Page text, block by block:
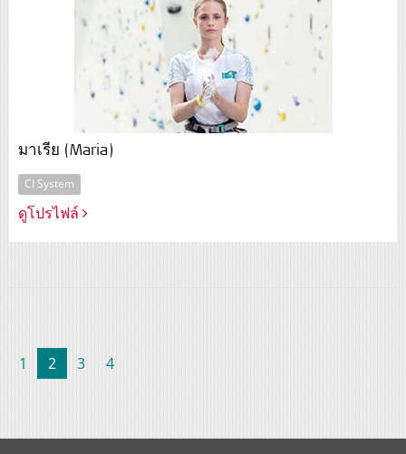
มาเรีย (Maria)
CI System
ดูโปรไฟล์
1 2 (current)
3 4